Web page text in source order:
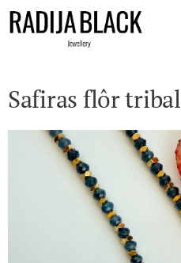
Safiras flôr tribal